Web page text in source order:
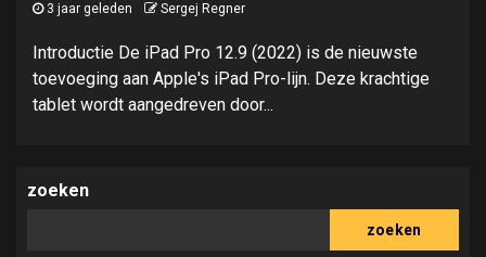
3 jaar geleden Sergej Regner
Introductie De iPad Pro 12.9 (2022) is de nieuwste
toevoeging aan Apple's iPad Pro-lijn. Deze krachtige
tablet wordt aangedreven door...
zoeken
zoeken